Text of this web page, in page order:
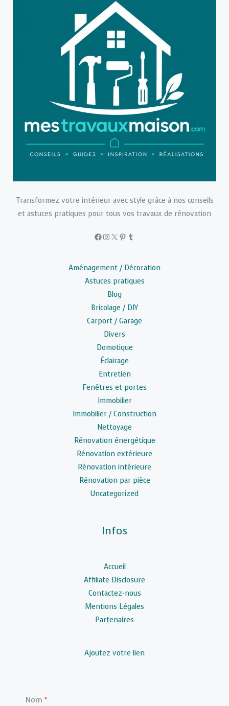
Transformez votre intérieur avec style grâce à nos conseils
et astuces pratiques pour tous vos travaux de rénovation
Facebook
Instagram
X Pinterest
Tumblr
Aménagement / Décoration
Astuces pratiques
Blog
Bricolage / DIY
Carport / Garage
Divers
Domotique
Éclairage
Entretien
Fenêtres et portes
Immobilier
Immobilier / Construction
Nettoyage
Rénovation énergétique
Rénovation extérieure
Rénovation intérieure
Rénovation par pièce
Uncategorized
Infos
Accueil
Affiliate Disclosure
Contactez-nous
Mentions Légales
Partenaires
Ajoutez votre lien
Nom